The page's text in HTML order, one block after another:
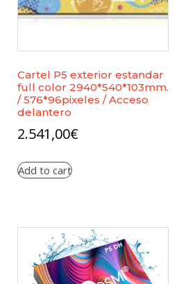
Cartel P5 exterior estandar
full color 2940*540*103mm.
/ 576*96pixeles / Acceso
delantero
2.541,00€
Add to cart